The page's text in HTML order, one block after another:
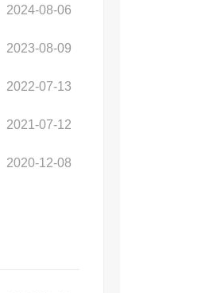
2024-08-06
2023-08-09
2022-07-13
2021-07-12
2020-12-08